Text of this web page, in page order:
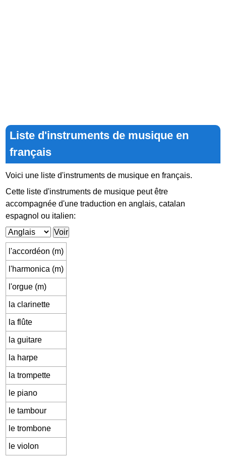
Liste d'instruments de musique en
français
Voici une liste d'instruments de musique en français.
Cette liste d'instruments de musique peut être
accompagnée d'une traduction en anglais, catalan
espagnol ou italien:
l'accordéon (m)
l'harmonica (m)
l'orgue (m)
la clarinette
la flûte
la guitare
la harpe
la trompette
le piano
le tambour
le trombone
le violon